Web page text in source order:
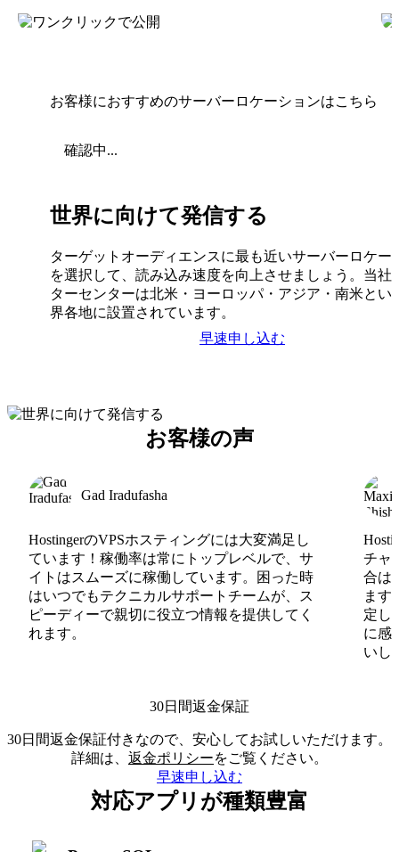
お客様におすすめのサーバーロケーションはこちら
確認中...
世界に向けて発信する
ターゲットオーディエンスに最も近いサーバーロケー
を選択して、読み込み速度を向上させましょう。当社
ターセンターは北米・ヨーロッパ・アジア・南米とい
界各地に設置されています。
早速申し込む
お客様の声
Gad Iradufasha
HostingerのVPSホスティングには大変満足し
ています！稼働率は常にトップレベルで、サ
イトはスムーズに稼働しています。困った時
はいつでもテクニカルサポートチームが、ス
ピーディーで親切に役立つ情報を提供してく
れます。
チャ
合は
ます
定し
に感
いし
30日間返金保証
30日間返金保証付きなので、安心してお試しいただけます。
詳細は、 返金ポリシーをご覧ください。
早速申し込む
対応アプリが種類豊富